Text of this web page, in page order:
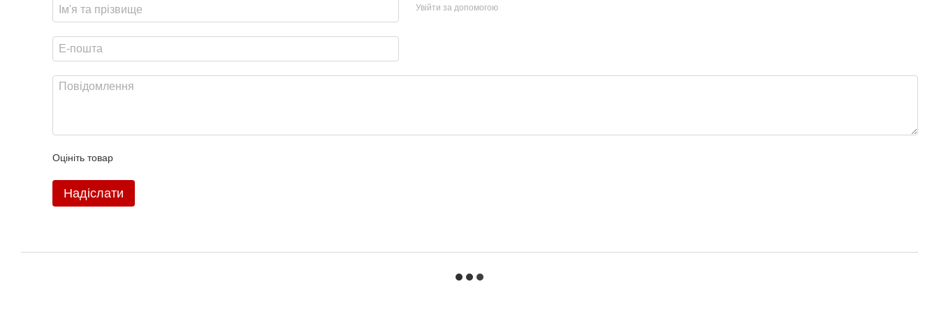
Увійти за допомогою
Оцініть товар
Надіслати